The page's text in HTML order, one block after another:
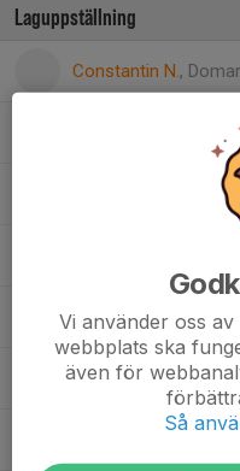
Laguppställning
Constantin N.,
Jonas W., Herr D
Lukas G.
Vi använder oss
webbplats ska
även för
Så